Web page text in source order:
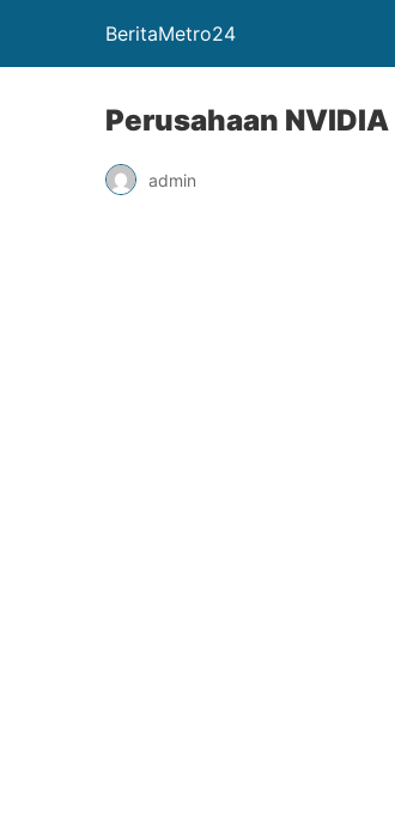
BeritaMetro24
Perusahaan
admin